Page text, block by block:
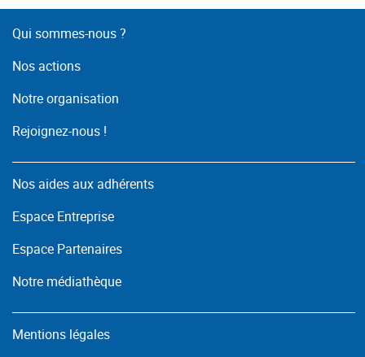
Qui sommes-nous ?
Nos actions
Notre organisation
Rejoignez-nous !
Nos aides aux adhérents
Espace Entreprise
Espace Partenaires
Notre médiathèque
Mentions légales